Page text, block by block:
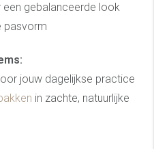
gebalanceerde look
pasvorm
jouw dagelijkse practice
in zachte, natuurlijke